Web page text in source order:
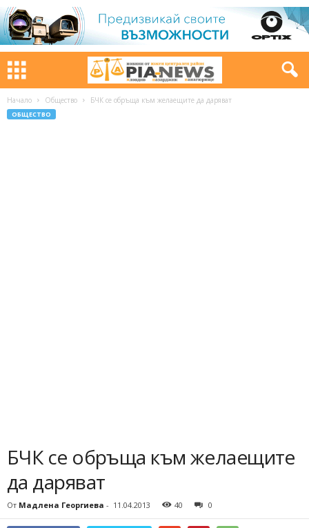
Начало Общество БЧК се обръща към желаещите да даряват
ОБЩЕСТВО
БЧК се обръща към желаещите
да даряват
От Мадлена Георгиева - 11.04.2013 40 0